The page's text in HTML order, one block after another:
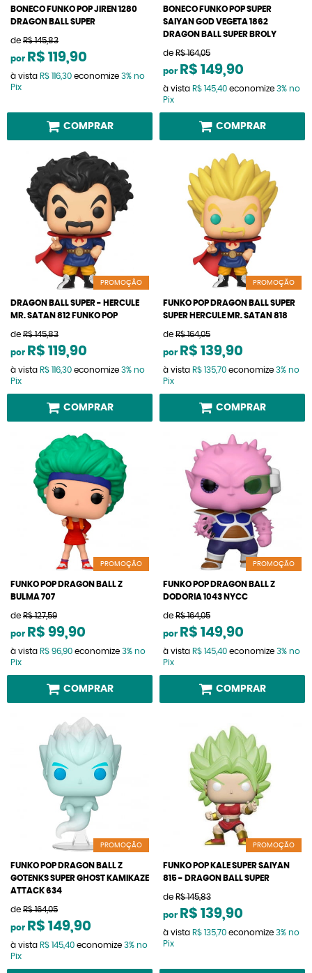
BONECO FUNKO POP JIREN 1280
DRAGON BALL SUPER
de R$ 145,83
por R$ 119,90
à vista R$ 116,30 economize 3% no
Pix
COMPRAR
BONECO FUNKO POP SUPER
SAIYAN GOD VEGETA 1862
DRAGON BALL SUPER BROLY
de R$ 164,05
por R$ 149,90
à vista R$ 145,40 economize 3% no
Pix
COMPRAR
PROMOÇÃO
DRAGON BALL SUPER - HERCULE
MR. SATAN 812 FUNKO POP
de R$ 145,83
por R$ 119,90
à vista R$ 116,30 economize 3% no
Pix
COMPRAR
PROMOÇÃO
FUNKO POP DRAGON BALL SUPER
SUPER HERCULE MR. SATAN 818
de R$ 164,05
por R$ 139,90
à vista R$ 135,70 economize 3% no
Pix
COMPRAR
PROMOÇÃO
FUNKO POP DRAGON BALL Z
BULMA 707
de R$ 127,59
por R$ 99,90
à vista R$ 96,90 economize 3% no
Pix
COMPRAR
PROMOÇÃO
FUNKO POP DRAGON BALL Z
DODORIA 1043 NYCC
de R$ 164,05
por R$ 149,90
à vista R$ 145,40 economize 3% no
Pix
COMPRAR
PROMOÇÃO
FUNKO POP DRAGON BALL Z
GOTENKS SUPER GHOST KAMIKAZE
ATTACK 634
de R$ 164,05
por R$ 149,90
à vista R$ 145,40 economize 3% no
Pix
PROMOÇÃO
FUNKO POP KALE SUPER SAIYAN
815 - DRAGON BALL SUPER
de R$ 145,83
por R$ 139,90
à vista R$ 135,70 economize 3% no
Pix